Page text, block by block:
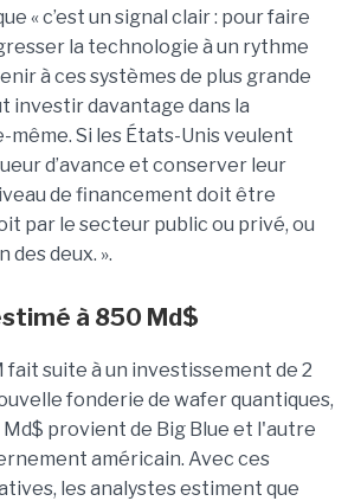
« c’est un signal clair : pour faire
la technologie à un rythme
à ces systèmes de plus grande
investir davantage dans la
Si les États-Unis veulent
d’avance et conserver leur
de financement doit être
par le secteur public ou privé, ou
des deux. ».
à 850 Md$
fait suite à un investissement de 2
fonderie de wafer quantiques,
provient de Big Blue et l'autre
américain. Avec ces
les analystes estiment que